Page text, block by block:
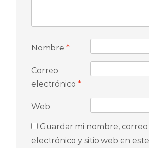
Nombre *
Correo
electrónico *
Web
Guardar mi nombre, correo
electrónico y sitio web en este